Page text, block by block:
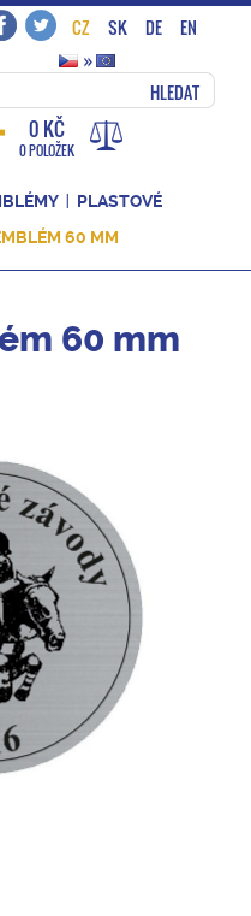
CZ SK DE
EN
»
HLEDAT
0 KČ
0 POLOŽEK
PLASTOVÉ
60 MM
60 mm